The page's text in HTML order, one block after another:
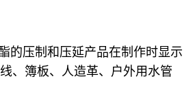
的压制和压延产品在制作时显示
、簿板、人造革、户外用水管